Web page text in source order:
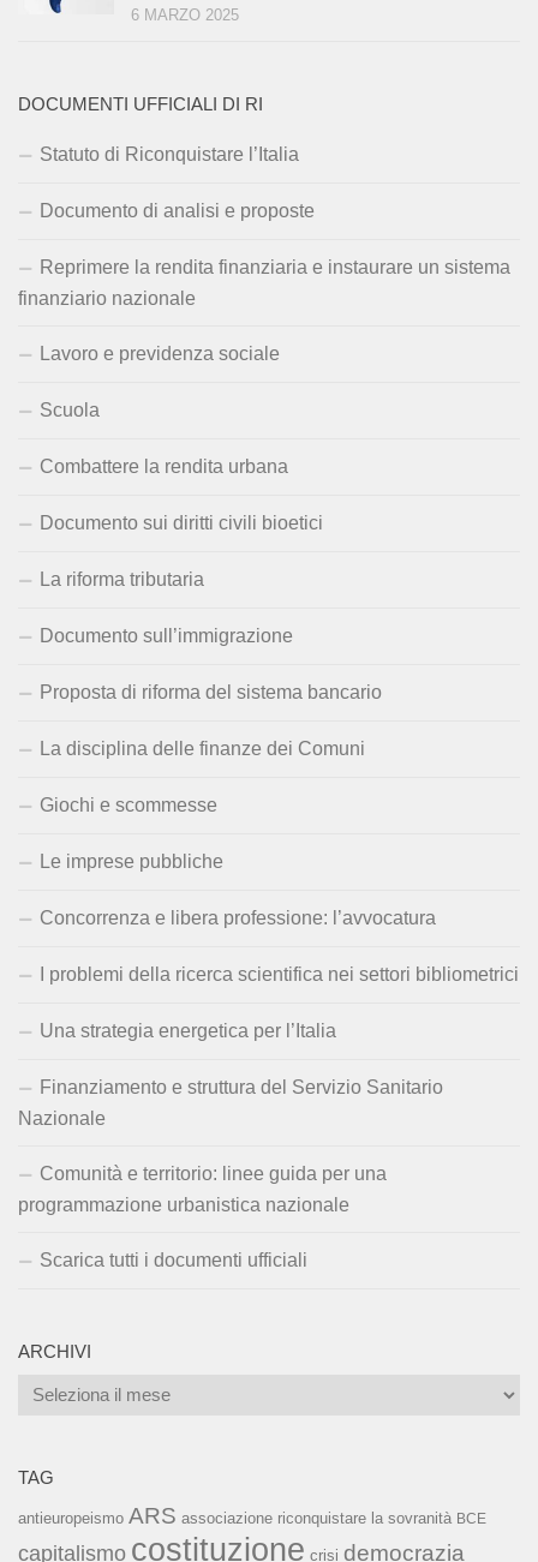
6 MARZO 2025
DOCUMENTI UFFICIALI DI RI
Statuto di Riconquistare l’Italia
Documento di analisi e proposte
Reprimere la rendita finanziaria e instaurare un sistema
finanziario nazionale
Lavoro e previdenza sociale
Scuola
Combattere la rendita urbana
Documento sui diritti civili bioetici
La riforma tributaria
Documento sull’immigrazione
Proposta di riforma del sistema bancario
La disciplina delle finanze dei Comuni
Giochi e scommesse
Le imprese pubbliche
Concorrenza e libera professione: l’avvocatura
I problemi della ricerca scientifica nei settori bibliometrici
Una strategia energetica per l’Italia
Finanziamento e struttura del Servizio Sanitario
Nazionale
Comunità e territorio: linee guida per una
programmazione urbanistica nazionale
Scarica tutti i documenti ufficiali
ARCHIVI
Archivi
TAG
antieuropeismo ARS associazione riconquistare la sovranità BCE
capitalismo costituzione crisi democrazia